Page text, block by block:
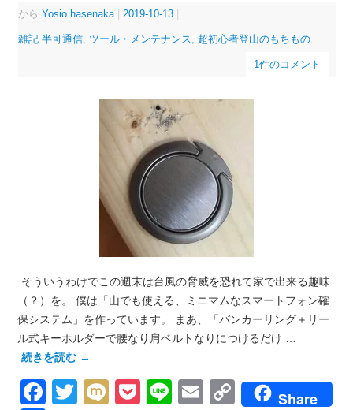
から Yosio.hasenaka | 2019-10-13 |
雑記 半可通信, ツール・メンテナンス 超初心者登山のもちもの
1件のコメント
そういうわけでこの週末は台風の脅威を恐れて家で出来る趣味
（？）を。 僕は「山でも使える、ミニマムなスマートフォン確
保システム」を作っています。 まあ、「バンカーリング＋リー
ル式キーホルダーで腰なり肩ベルトなりにつけるだけ …
続きを読む →
Facebook
Twitter
MixiPocket
LineEmailCopyShare